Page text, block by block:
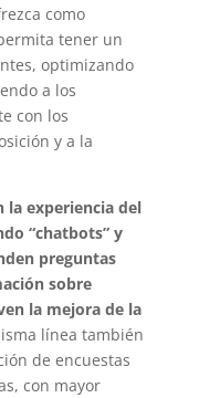
como
tener un
optimizando
a los
con los
y a la
la experiencia del
“chatbots” y
preguntas
sobre
la mejora de la
línea también
de encuestas
con mayor